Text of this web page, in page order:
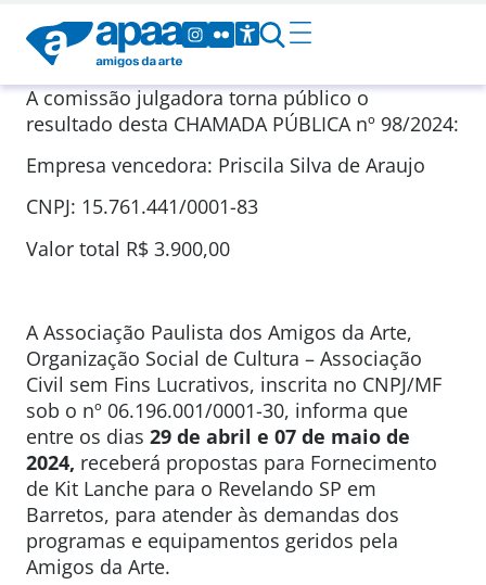
A comissão julgadora torna público o
resultado desta CHAMADA PÚBLICA nº 98/2024:
Empresa vencedora: Priscila Silva de Araujo
CNPJ: 15.761.441/0001-83
Valor total R$ 3.900,00
A Associação Paulista dos Amigos da Arte,
Organização Social de Cultura – Associação
Civil sem Fins Lucrativos, inscrita no CNPJ/MF
sob o nº 06.196.001/0001-30, informa que
entre os dias 29 de abril e 07 de maio de
2024, receberá propostas para Fornecimento
de Kit Lanche para o Revelando SP em
Barretos, para atender às demandas dos
programas e equipamentos geridos pela
Amigos da Arte.